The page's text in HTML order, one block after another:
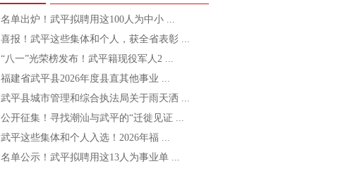
名单出炉！武平拟聘用这100人为中小 ...
喜报！武平这些集体和个人，获全省表彰 ...
“八一”光荣榜发布！武平籍现役军人2 ...
福建省武平县2026年度县直其他事业 ...
武平县城市管理和综合执法局关于雨天洒 ...
公开征集！寻找潮汕与武平的“迁徙见证 ...
武平这些集体和个人入选！2026年福 ...
名单公示！武平拟聘用这13人为事业单 ...